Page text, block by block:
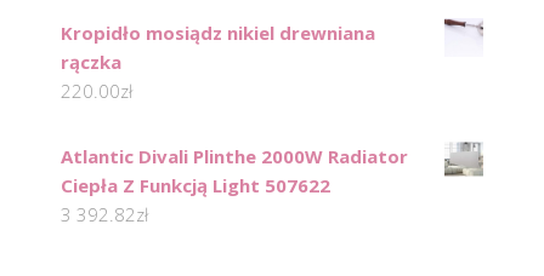
Kropidło mosiądz nikiel drewniana
rączka
220.00zł
Atlantic Divali Plinthe 2000W Radiator
Ciepła Z Funkcją Light 507622
3 392.82zł